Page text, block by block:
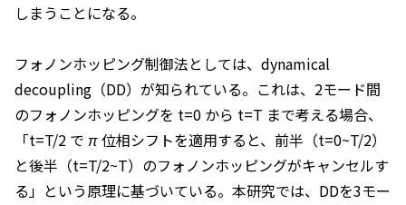
しまうことになる。
フォノンホッピング制御法としては、dynamical
decoupling（DD）が知られている。これは、2モード間
のフォノンホッピングを t=0 から t=T まで考える場合、
「t=T/2 で π位相シフトを適用すると、前半（t=0~T/2）
と後半（t=T/2~T）のフォノンホッピングがキャンセルす
る」という原理に基づいている。本研究では、DDを3モー